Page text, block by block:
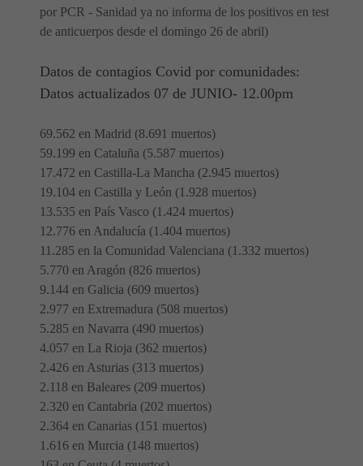
por PCR - Sanidad ya no informa de los positivos en test
de anticuerpos desde el domingo 26 de abril)
Datos de contagios Covid por comunidades:
Datos actualizados 07 de JUNIO- 12.00pm
69.562 en Madrid (8.691 muertos)
59.199 en Cataluña (5.587 muertos)
17.472 en Castilla-La Mancha (2.945 muertos)
19.104 en Castilla y León (1.928 muertos)
13.535 en País Vasco (1.424 muertos)
12.776 en Andalucía (1.404 muertos)
11.285 en la Comunidad Valenciana (1.332 muertos)
5.770 en Aragón (826 muertos)
9.144 en Galicia (609 muertos)
2.977 en Extremadura (508 muertos)
5.285 en Navarra (490 muertos)
4.057 en La Rioja (362 muertos)
2.426 en Asturias (313 muertos)
2.118 en Baleares (209 muertos)
2.320 en Cantabria (202 muertos)
2.364 en Canarias (151 muertos)
1.616 en Murcia (148 muertos)